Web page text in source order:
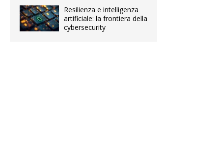
Resilienza e intelligenza
artificiale: la frontiera della
cybersecurity